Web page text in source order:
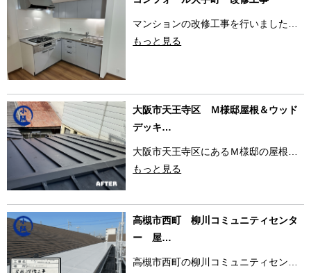
マンションの改修工事を行いました…
もっと見る
大阪市天王寺区 Ｍ様邸屋根＆ウッド
デッキ…
大阪市天王寺区にあるＭ様邸の屋根…
もっと見る
高槻市西町 柳川コミュニティセンタ
ー 屋…
高槻市西町の柳川コミュニティセン…